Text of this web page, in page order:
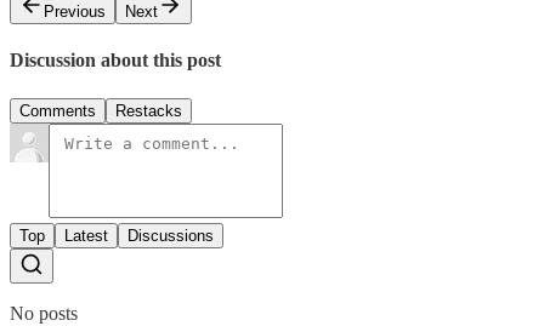
Previous
Next
Discussion about this post
Comments Restacks
Top Latest Discussions
No posts